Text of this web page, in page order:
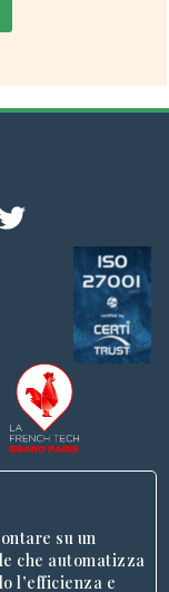
su un
che automatizza
l’efficienza e